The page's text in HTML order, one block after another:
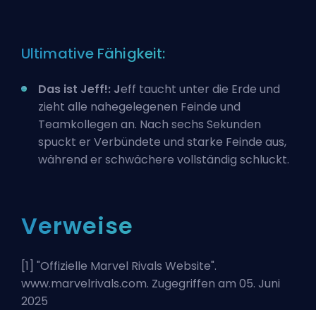
Ultimative Fähigkeit:
Das ist Jeff!: Jeff taucht unter die Erde und
zieht alle nahegelegenen Feinde und
Teamkollegen an. Nach sechs Sekunden
spuckt er Verbündete und starke Feinde aus,
während er schwächere vollständig schluckt.
Verweise
[1] "Offizielle Marvel Rivals Website".
www.marvelrivals.com. Zugegriffen am 05. Juni
2025